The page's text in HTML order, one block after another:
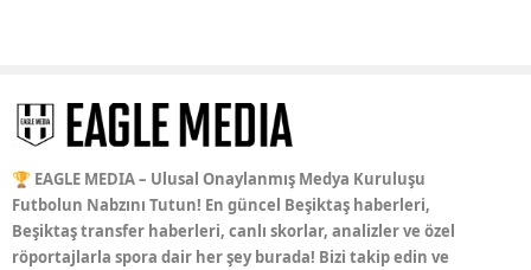
🏆 EAGLE MEDIA – Ulusal Onaylanmış Medya Kuruluşu
Futbolun Nabzını Tutun! En güncel Beşiktaş haberleri,
Beşiktaş transfer haberleri, canlı skorlar, analizler ve özel
röportajlarla spora dair her şey burada! Bizi takip edin ve